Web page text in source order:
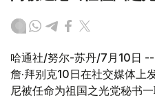
哈通社/努尔-苏丹/7月10日
詹·拜别克10日在社交媒体上
尼被任命为祖国之光党秘书一